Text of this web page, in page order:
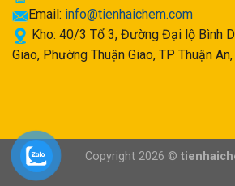
Email: info@tienhaichem.com
Kho: 40/3 Tổ 3, Đường Đại lộ Bình
Giao, Phường Thuận Giao, TP Thuận
Copyright 2026 ©